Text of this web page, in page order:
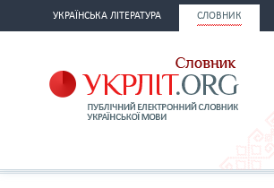
УКРАЇНСЬКА ЛІТЕРАТУРА СЛОВНИК